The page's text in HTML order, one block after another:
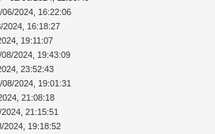
06/2024, 16:22:06
2024, 16:18:27
19:11:07
08/2024, 19:43:09
23:52:43
08/2024, 19:01:31
21:08:18
21:15:51
2024, 19:18:52